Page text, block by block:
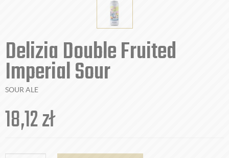
Delizia Double Fruited
Imperial Sour
SOUR ALE
18,12zł